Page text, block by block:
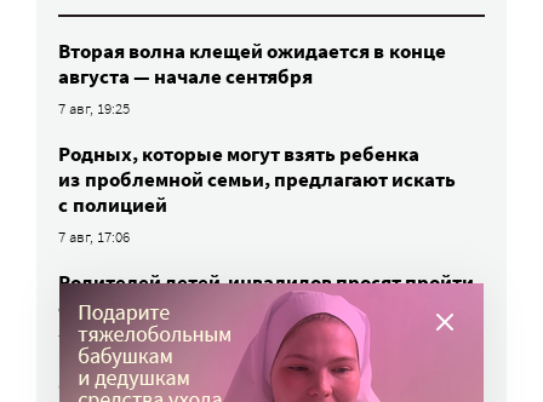
Вторая волна клещей ожидается в конце
августа — начале сентября
7 авг, 19:25
Родных, которые могут взять ребенка
из проблемной семьи, предлагают искать
с полицией
7 авг, 17:06
Родителей детей-инвалидов просят пройти
опрос о трудоустройстве
7 авг, 15:34
«Энхерту» от рака груди включили